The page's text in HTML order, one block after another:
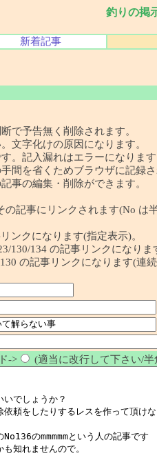
釣りの掲
新着記事
で予告無く削除されます。
文字化けの原因になります。
。記入漏れはエラーになります
間を省くためブラウザに記録さ
事の編集・削除ができます。
記事にリンクされます(No は
ンクになります(指定表示)。
130/134 の記事リンクになりま
の記事リンクになります(連続
-> (適当に改行して下さい/